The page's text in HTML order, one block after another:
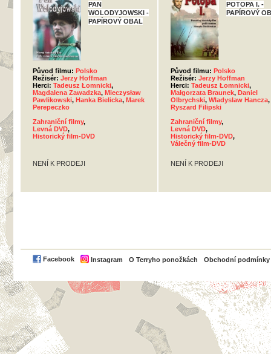
PAN
WOLODYJOWSKI -
PAPÍROVÝ OBAL
Původ filmu: Polsko
Režisér: Jerzy Hoffman
Herci: Tadeusz Łomnicki,
Magdalena Zawadzka, Mieczysław
Pawlikowski, Hanka Bielicka, Marek
Perepeczko
Zahraniční filmy,
Levná DVD,
Historický film-DVD
NENÍ K PRODEJI
POTOPA I. -
PAPÍROVÝ
Původ filmu: Polsko
Režisér: Jerzy Hoffman
Herci: Tadeusz Łomnicki,
Małgorzata Braunek, Daniel
Olbrychski, Wladyslaw Hancza,
Ryszard Filipski
Zahraniční filmy,
Levná DVD,
Historický film-DVD,
Válečný film-DVD
NENÍ K PRODEJI
Facebook Instagram O Terryho ponožkách Obchodní podmínky
PayPal